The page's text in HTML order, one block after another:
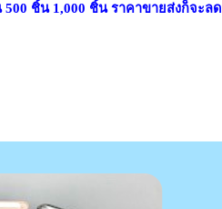
ชิ้น 1,000 ชิ้น ราคาขายส่งก็จะล